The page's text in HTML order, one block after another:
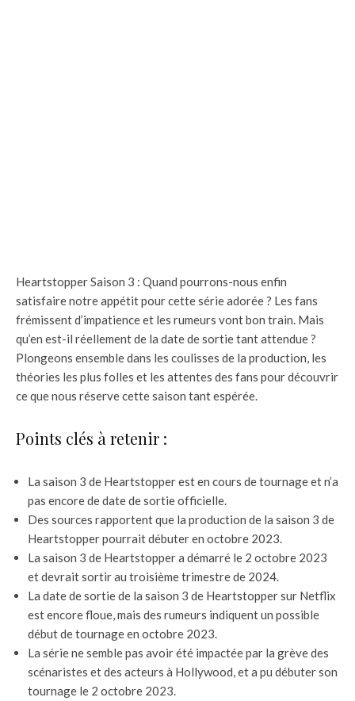
Heartstopper Saison 3 : Quand pourrons-nous enfin
satisfaire notre appétit pour cette série adorée ? Les fans
frémissent d’impatience et les rumeurs vont bon train. Mais
qu’en est-il réellement de la date de sortie tant attendue ?
Plongeons ensemble dans les coulisses de la production, les
théories les plus folles et les attentes des fans pour découvrir
ce que nous réserve cette saison tant espérée.
Points clés à retenir :
La saison 3 de Heartstopper est en cours de tournage et n’a
pas encore de date de sortie officielle.
Des sources rapportent que la production de la saison 3 de
Heartstopper pourrait débuter en octobre 2023.
La saison 3 de Heartstopper a démarré le 2 octobre 2023
et devrait sortir au troisième trimestre de 2024.
La date de sortie de la saison 3 de Heartstopper sur Netflix
est encore floue, mais des rumeurs indiquent un possible
début de tournage en octobre 2023.
La série ne semble pas avoir été impactée par la grève des
scénaristes et des acteurs à Hollywood, et a pu débuter son
tournage le 2 octobre 2023.